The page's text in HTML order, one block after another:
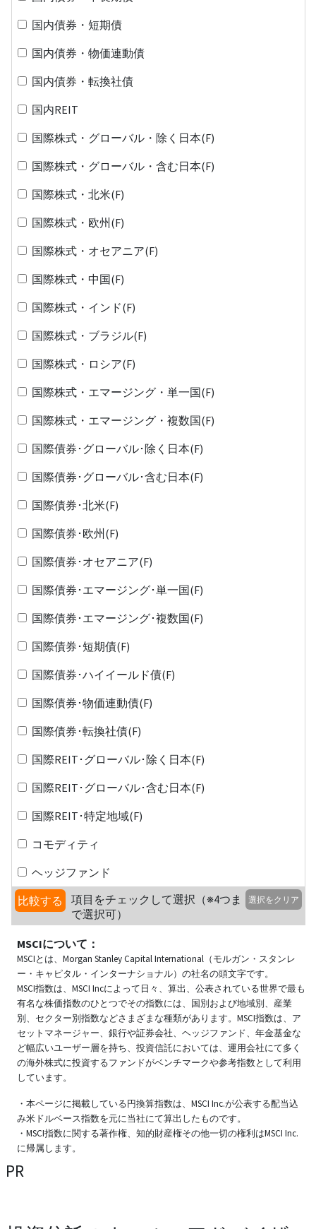
国内債券・短期債
国内債券・物価連動債
国内債券・転換社債
国内REIT
国際株式・グローバル・除く日本(F)
国際株式・グローバル・含む日本(F)
国際株式・北米(F)
国際株式・欧州(F)
国際株式・オセアニア(F)
国際株式・中国(F)
国際株式・インド(F)
国際株式・ブラジル(F)
国際株式・ロシア(F)
国際株式・エマージング・単一国(F)
国際株式・エマージング・複数国(F)
国際債券･グローバル･除く日本(F)
国際債券･グローバル･含む日本(F)
国際債券･北米(F)
国際債券･欧州(F)
国際債券･オセアニア(F)
国際債券･エマージング･単一国(F)
国際債券･エマージング･複数国(F)
国際債券･短期債(F)
国際債券･ハイイールド債(F)
国際債券･物価連動債(F)
国際債券･転換社債(F)
国際REIT･グローバル･除く日本(F)
国際REIT･グローバル･含む日本(F)
国際REIT･特定地域(F)
コモディティ
ヘッジファンド
比較する
項目をチェックして選択（※4つま
で選択可）
選択をクリア
MSCIについて：
MSCIとは、Morgan Stanley Capital International（モルガン・スタンレ
ー・キャピタル・インターナショナル）の社名の頭文字です。
MSCI指数は、MSCI Incによって日々、算出、公表されている世界で最も
有名な株価指数のひとつでその指数には、国別および地域別、産業
別、セクター別指数などさまざまな種類があります。MSCI指数は、ア
セットマネージャー、銀行や証券会社、ヘッジファンド、年金基金な
ど幅広いユーザー層を持ち、投資信託においては、運用会社にて多く
の海外株式に投資するファンドがベンチマークや参考指数として利用
しています。
・本ページに掲載している円換算指数は、MSCI Inc.が公表する配当込
み米ドルベース指数を元に当社にて算出したものです。
・MSCI指数に関する著作権、知的財産権その他一切の権利はMSCI Inc.
に帰属します。
PR